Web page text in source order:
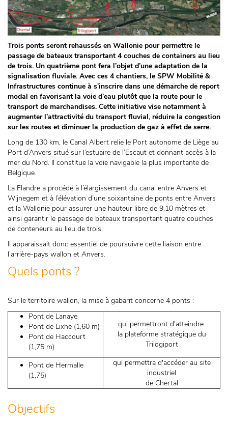
Trois ponts seront rehaussés en Wallonie pour permettre le
passage de bateaux transportant 4 couches de containers au lieu
de trois. Un quatrième pont fera l’objet d’une adaptation de la
signalisation fluviale. Avec ces 4 chantiers, le SPW Mobilité &
Infrastructures continue à s’inscrire dans une démarche de report
modal en favorisant la voie d’eau plutôt que la route pour le
transport de marchandises. Cette initiative vise notamment à
augmenter l’attractivité du transport fluvial, réduire la congestion
sur les routes et diminuer la production de gaz à effet de serre.
Long de 130 km, le Canal Albert relie le Port autonome de Liège au
Port d’Anvers situé sur l’estuaire de l’Escaut et donnant accès à la
mer du Nord. Il constitue la voie navigable la plus importante de
Belgique.
La Flandre a procédé à l’élargissement du canal entre Anvers et
Wijnegem et à l’élévation d’une soixantaine de ponts entre Anvers
et la Wallonie pour assurer une hauteur libre de 9,10 mètres et
ainsi garantir le passage de bateaux transportant quatre couches
de conteneurs au lieu de trois.
Il apparaissait donc essentiel de poursuivre cette liaison entre
l’arrière-pays wallon et Anvers.
Quels ponts ?
Sur le territoire wallon, la mise à gabarit concerne 4 ponts :
Pont de Lanaye
Pont de Lixhe (1,60 m)
Pont de Haccourt
(1,75 m)
qui permettront d'atteindre
la plateforme stratégique du
Trilogiport
Pont de Hermalle
(1,75)
qui permettra d'accéder au site
industriel
de Chertal
Objectifs